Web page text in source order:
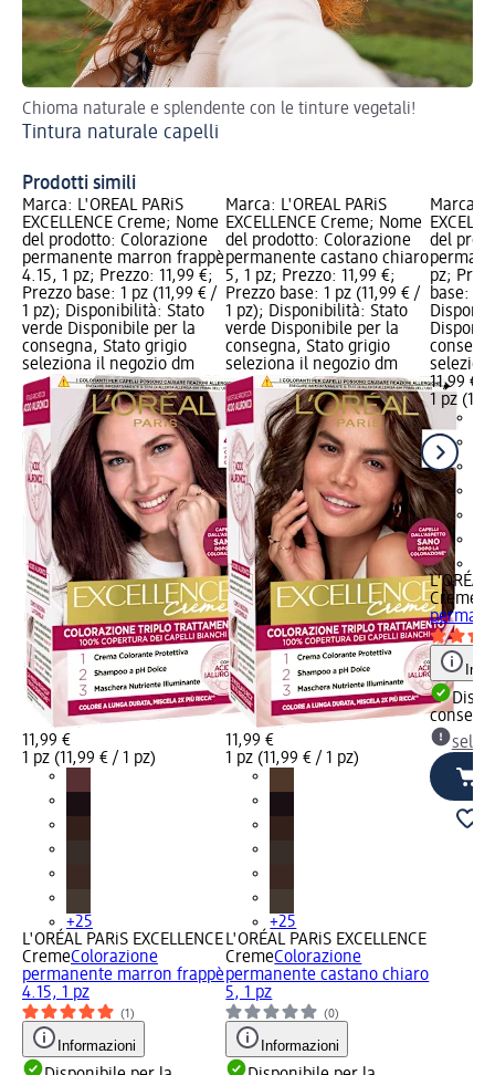
Chioma naturale e splendente con le tinture vegetali!
Tintura naturale capelli
Prodotti simili
Marca: L'ORÉAL PARiS
EXCELLENCE Creme; Nome
del prodotto: Colorazione
permanente marron frappè
4.15, 1 pz; Prezzo: 11,99 €;
Prezzo base: 1 pz (11,99 € /
1 pz); Disponibilità: Stato
verde Disponibile per la
consegna, Stato grigio
seleziona il negozio dm
11,99 €
1 pz (11,99 € / 1 pz)
+25
L'ORÉAL PARiS EXCELLENCE
CremeColorazione
permanente marron frappè
4.15, 1 pz
(1)
Informazioni
Marca: L'ORÉAL PARiS
EXCELLENCE Creme; Nome
del prodotto: Colorazione
permanente castano chiaro
5, 1 pz; Prezzo: 11,99 €;
Prezzo base: 1 pz (11,99 € /
1 pz); Disponibilità: Stato
verde Disponibile per la
consegna, Stato grigio
seleziona il negozio dm
11,99 €
1 pz (11,99 € / 1 pz)
+25
L'ORÉAL PARiS EXCELLENCE
CremeColorazione
permanente castano chiaro
5, 1 pz
(0)
Informazioni
Marca:
del
pz;
base: 1
11,99 €
1 pz
L'ORÉAL
Creme